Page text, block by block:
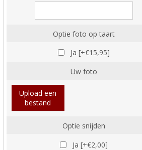
Optie foto op taart
Ja [+€15,95]
Uw foto
Upload een
bestand
Optie snijden
Ja [+€2,00]